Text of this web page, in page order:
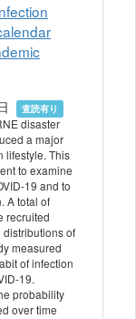
査読有り
disaster
a major
lifestyle. This
to examine
19 and to
A total of
recruited
of
measured
of infection
19.
probability
over time